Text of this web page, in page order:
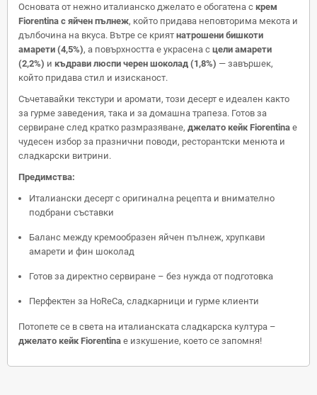
Основата от нежно италианско джелато е обогатена с крем
Fiorentina с яйчен пълнеж, който придава неповторима мекота и
дълбочина на вкуса. Вътре се крият натрошени бишкоти
амарети (4,5%), а повърхността е украсена с цели амарети
(2,2%) и къдрави люспи черен шоколад (1,8%) — завършек,
който придава стил и изисканост.
Съчетавайки текстури и аромати, този десерт е идеален както
за гурме заведения, така и за домашна трапеза. Готов за
сервиране след кратко размразяване, джелато кейк Fiorentina е
чудесен избор за празнични поводи, ресторантски менюта и
сладкарски витрини.
Предимства:
Италиански десерт с оригинална рецепта и внимателно
подбрани съставки
Баланс между кремообразен яйчен пълнеж, хрупкави
амарети и фин шоколад
Готов за директно сервиране – без нужда от подготовка
Перфектен за HoReCa, сладкарници и гурме клиенти
Потопете се в света на италианската сладкарска култура –
джелато кейк Fiorentina е изкушение, което се запомня!